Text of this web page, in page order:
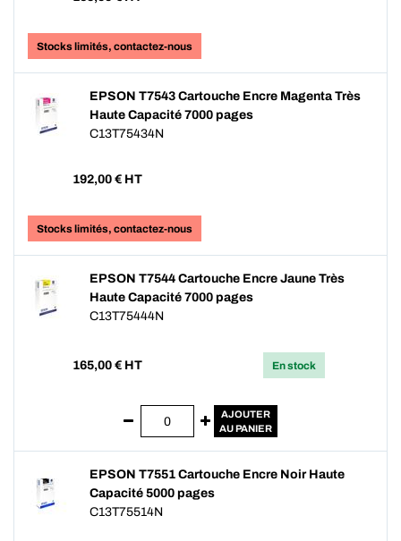
Stocks limités, contactez-nous
EPSON T7543 Cartouche Encre Magenta Très
Haute Capacité 7000 pages
C13T75434N
192,00 € HT
Stocks limités, contactez-nous
EPSON T7544 Cartouche Encre Jaune Très
Haute Capacité 7000 pages
C13T75444N
165,00 € HT En stock
AJOUTER
AU PANIER
EPSON T7551 Cartouche Encre Noir Haute
Capacité 5000 pages
C13T75514N